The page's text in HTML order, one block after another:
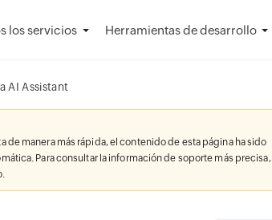
los servicios Herramientas de desarrollo
AI Assistant
manera más rápida, el contenido de esta página ha sido
Para consultar la información de soporte más precisa,